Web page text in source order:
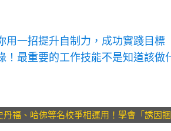
用一招提升自制力，成功實踐目標
最重要的工作技能不是知道該做
福、哈佛等名校爭相運用！學會「誘因